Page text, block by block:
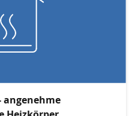
angenehme